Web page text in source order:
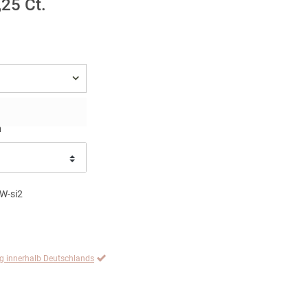
Ct.
si2
innerhalb Deutschlands